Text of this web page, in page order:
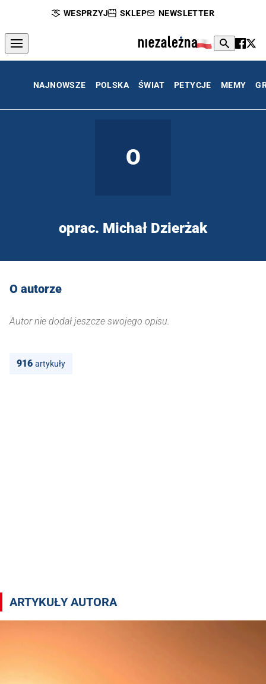
WESPRZYJ SKLEP NEWSLETTER
NAJNOWSZE POLSKA ŚWIAT PETYCJE MEMY
O
oprac. Michał Dzierżak
O autorze
Autor nie dodał jeszcze swojego opisu.
916 artykuły
Artykuły autora oprac. Michał Dzierżak
ARTYKUŁY AUTORA